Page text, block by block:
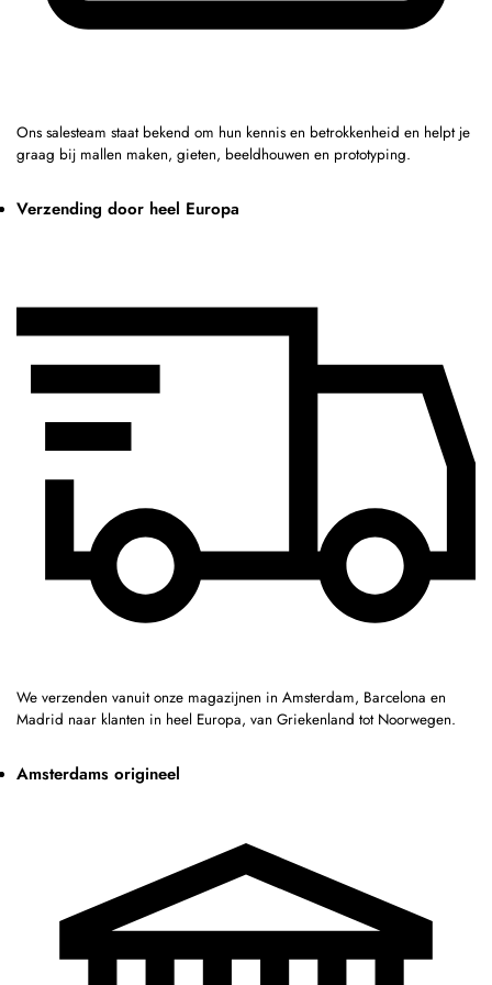
Ons salesteam staat bekend om hun kennis en betrokkenheid en helpt je
graag bij mallen maken, gieten, beeldhouwen en prototyping.
Verzending door heel Europa
We verzenden vanuit onze magazijnen in Amsterdam, Barcelona en
Madrid naar klanten in heel Europa, van Griekenland tot Noorwegen.
Amsterdams origineel